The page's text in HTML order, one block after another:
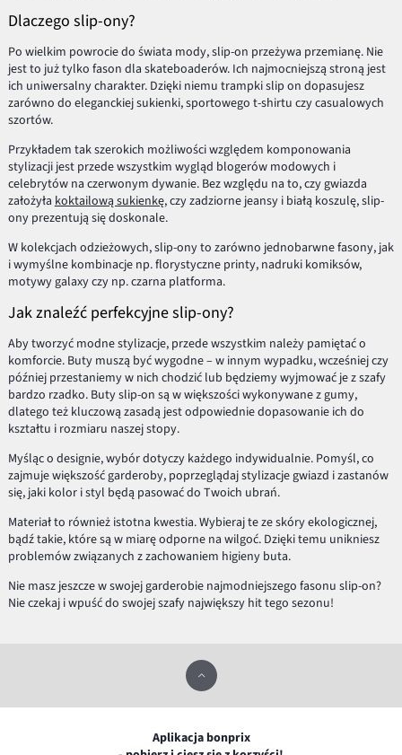
Dlaczego slip-ony?
Po wielkim powrocie do świata mody, slip-on przeżywa przemianę. Nie
jest to już tylko fason dla skateboaderów. Ich najmocniejszą stroną jest
ich uniwersalny charakter. Dzięki niemu trampki slip on dopasujesz
zarówno do eleganckiej sukienki, sportowego t-shirtu czy casualowych
szortów.
Przykładem tak szerokich możliwości względem komponowania
stylizacji jest przede wszystkim wygląd blogerów modowych i
celebrytów na czerwonym dywanie. Bez względu na to, czy gwiazda
założyła koktailową sukienkę, czy zadziorne jeansy i białą koszulę, slip-
ony prezentują się doskonale.
W kolekcjach odzieżowych, slip-ony to zarówno jednobarwne fasony, jak
i wymyślne kombinacje np. florystyczne printy, nadruki komiksów,
motywy galaxy czy np. czarna platforma.
Jak znaleźć perfekcyjne slip-ony?
Aby tworzyć modne stylizacje, przede wszystkim należy pamiętać o
komforcie. Buty muszą być wygodne – w innym wypadku, wcześniej czy
później przestaniemy w nich chodzić lub będziemy wyjmować je z szafy
bardzo rzadko. Buty slip-on są w większości wykonywane z gumy,
dlatego też kluczową zasadą jest odpowiednie dopasowanie ich do
kształtu i rozmiaru naszej stopy.
Myśląc o designie, wybór dotyczy każdego indywidualnie. Pomyśl, co
zajmuje większość garderoby, poprzeglądaj stylizacje gwiazd i zastanów
się, jaki kolor i styl będą pasować do Twoich ubrań.
Materiał to również istotna kwestia. Wybieraj te ze skóry ekologicznej,
bądź takie, które są w miarę odporne na wilgoć. Dzięki temu unikniesz
problemów związanych z zachowaniem higieny buta.
Nie masz jeszcze w swojej garderobie najmodniejszego fasonu slip-on?
Nie czekaj i wpuść do swojej szafy największy hit tego sezonu!
Aplikacja bonprix